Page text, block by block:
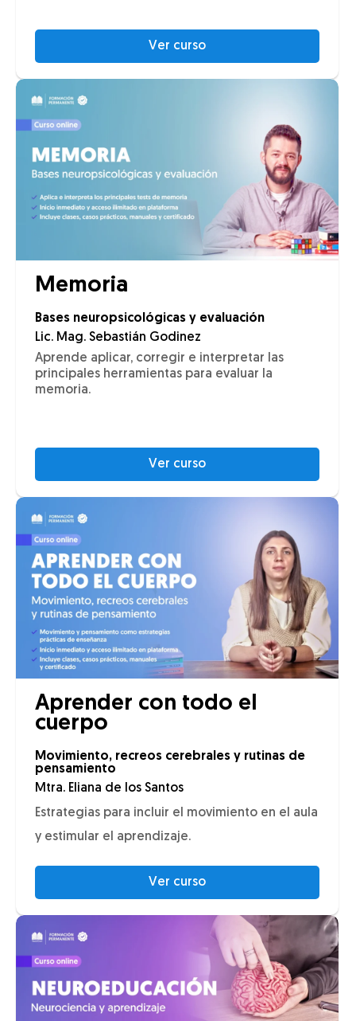
Ver curso
Memoria
Bases neuropsicológicas y evaluación
Lic. Mag. Sebastián Godinez
Aprende aplicar, corregir e interpretar las
principales herramientas para evaluar la
memoria.
Ver curso
Aprender con todo el
cuerpo
Movimiento, recreos cerebrales y rutinas de
pensamiento
Mtra. Eliana de los Santos
Estrategias para incluir el movimiento en el aula
y estimular el aprendizaje.
Ver curso